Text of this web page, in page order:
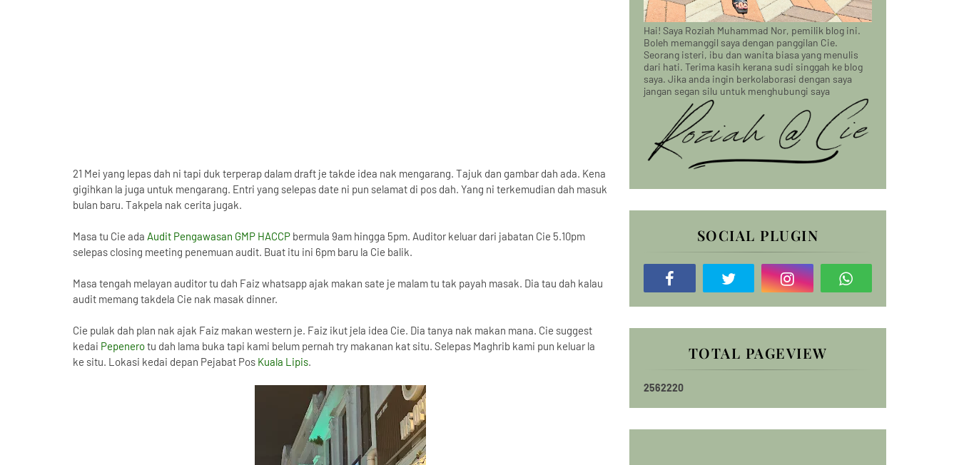
21 Mei yang lepas dah ni tapi duk terperap dalam draft je takde idea nak mengarang. Tajuk dan gambar dah ada. Kena
gigihkan la juga untuk mengarang. Entri yang selepas date ni pun selamat di pos dah. Yang ni terkemudian dah masuk
bulan baru. Takpela nak cerita jugak.
Masa tu Cie ada Audit Pengawasan GMP HACCP bermula 9am hingga 5pm. Auditor keluar dari jabatan Cie 5.10pm
selepas closing meeting penemuan audit. Buat itu ini 6pm baru la Cie balik.
Masa tengah melayan auditor tu dah Faiz whatsapp ajak makan sate je malam tu tak payah masak. Dia tau dah kalau
audit memang takdela Cie nak masak dinner.
Cie pulak dah plan nak ajak Faiz makan western je. Faiz ikut jela idea Cie. Dia tanya nak makan mana. Cie suggest
kedai Pepenerotu dah lama buka tapi kami belum pernah try makanan kat situ. Selepas Maghrib kami pun keluar la
ke situ. Lokasi kedai depan Pejabat Pos Kuala Lipis.
Hai! Saya Roziah Muhammad Nor, pemilik blog ini.
Boleh memanggil saya dengan panggilan Cie.
Seorang isteri, ibu dan wanita biasa yang menulis
dari hati. Terima kasih kerana sudi singgah ke blog
saya. Jika anda ingin berkolaborasi dengan saya
jangan segan silu untuk menghubungi saya
SOCIAL PLUGIN
TOTAL PAGEVIEW
2562220